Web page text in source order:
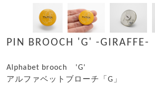
PIN BROOCH 'G' -GIRAFFE-
Alphabet brooch 'G'
アルファベットブローチ「G」